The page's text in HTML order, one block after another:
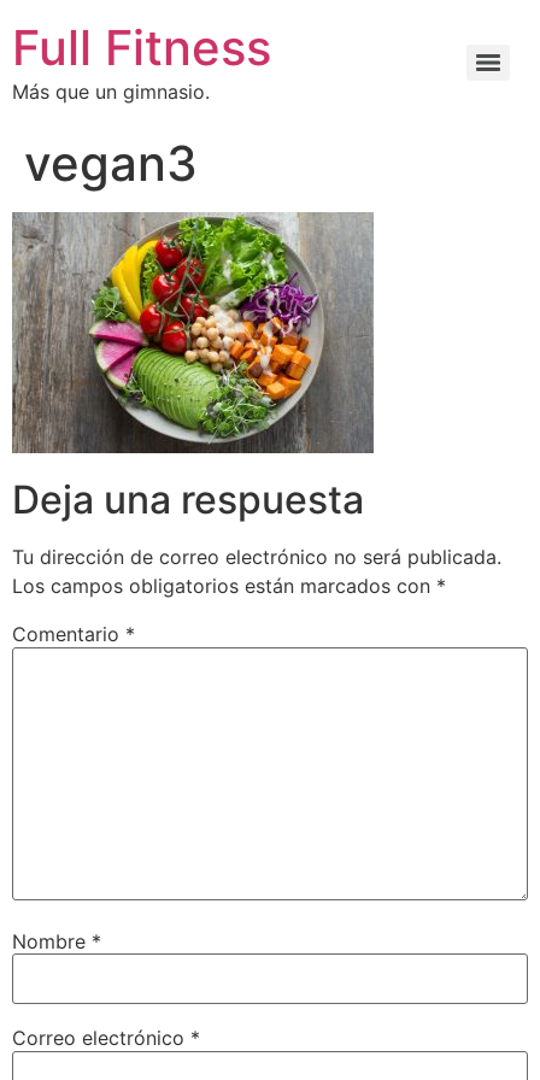
Full Fitness
Más que un gimnasio.
vegan3
Deja una respuesta
Tu dirección de correo electrónico no será publicada.
Los campos obligatorios están marcados con *
Comentario *
Nombre *
Correo electrónico *